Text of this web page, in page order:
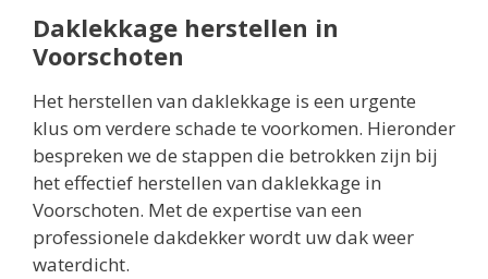
Daklekkage herstellen in
Voorschoten
Het herstellen van daklekkage is een urgente
klus om verdere schade te voorkomen. Hieronder
bespreken we de stappen die betrokken zijn bij
het effectief herstellen van daklekkage in
Voorschoten. Met de expertise van een
professionele dakdekker wordt uw dak weer
waterdicht.